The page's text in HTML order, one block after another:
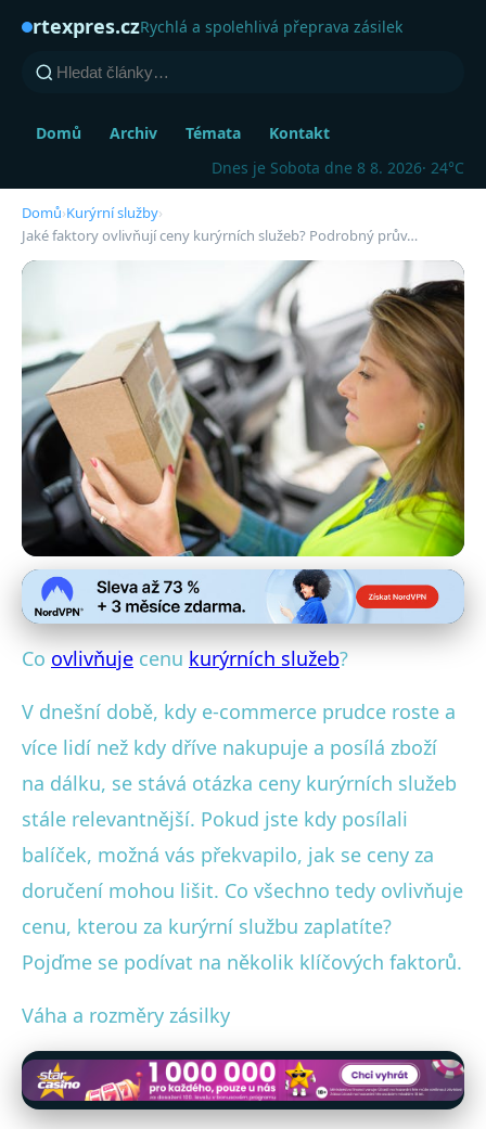
rtexpres.czRychlá a spolehlivá přeprava zásilek
Domů Archiv Témata
Kontakt
Dnes je Sobota dne 8 8. 2026· 24°C
Domů›Kurýrní služby›
Jaké faktory ovlivňují ceny kurýrních služeb? Podrobný prův…
Kurýrní služby
Jaké faktory ovlivňují ceny
kurýrních služeb? Podrobný
průvodce
Co ovlivňuje cenu kurýrních služeb?
V dnešní době, kdy e-commerce prudce roste a
více lidí než kdy dříve nakupuje a posílá zboží
na dálku, se stává otázka ceny kurýrních služeb
stále relevantnější. Pokud jste kdy posílali
balíček, možná vás překvapilo, jak se ceny za
doručení mohou lišit. Co všechno tedy ovlivňuje
cenu, kterou za kurýrní službu zaplatíte?
Pojďme se podívat na několik klíčových faktorů.
Váha a rozměry zásilky